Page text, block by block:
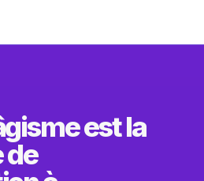
est la
de